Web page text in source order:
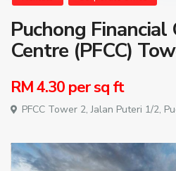
Puchong Financial
Centre (PFCC)
RM 4.30 per sq ft
PFCC Tower 2, Jalan Puteri 1/2,